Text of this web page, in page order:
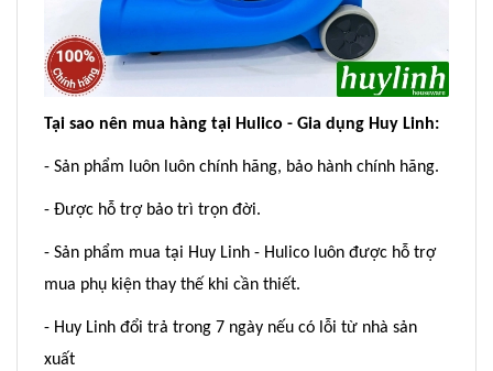
Tại sao nên mua hàng tại Hulico - Gia dụng Huy Linh:
- Sản phẩm luôn luôn chính hãng, bảo hành chính hãng.
- Được hỗ trợ bảo trì trọn đời.
- Sản phẩm mua tại Huy Linh - Hulico luôn được hỗ trợ
mua phụ kiện thay thế khi cần thiết.
- Huy Linh đổi trả trong 7 ngày nếu có lỗi từ nhà sản
xuất